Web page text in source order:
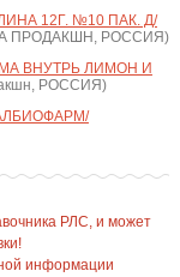
12Г. №10 ПАК. Д/
ПРОДАКШН, РОССИЯ)
ВНУТРЬ ЛИМОН И
РОССИЯ)
РЛС, и может
информации